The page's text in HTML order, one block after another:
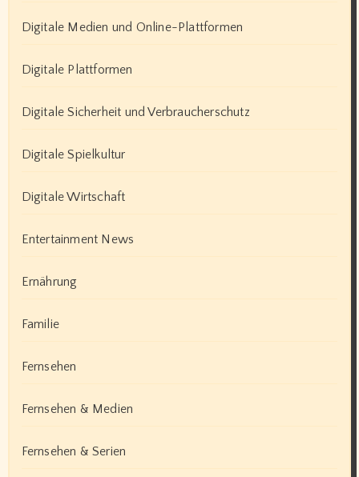
Digitale Medien und Online-Plattformen
Digitale Plattformen
Digitale Sicherheit und Verbraucherschutz
Digitale Spielkultur
Digitale Wirtschaft
Entertainment News
Ernährung
Familie
Fernsehen
Fernsehen & Medien
Fernsehen & Serien